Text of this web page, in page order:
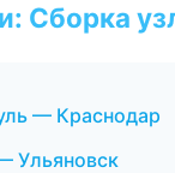
Сборка
— Краснодар
Ульяновск